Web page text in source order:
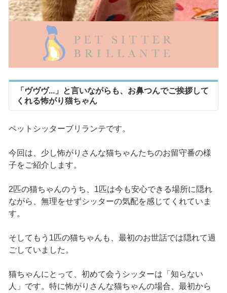
「ヴヴヴ...」と言いながらも、お鼻つんでご挨拶して
くれる怖がり猫ちゃん
ペットシッターブリランテです。
今回は、少し怖がりさんな猫ちゃんたちのお留守番の様
子をご紹介します。
2匹の猫ちゃんのうち、1匹は今も安心できる場所に隠れ
ながら、無理をせずシッターの気配を感じてくれていま
す。
そしてもう1匹の猫ちゃんも、最初のお世話では隠れて過
ごしていました。
猫ちゃんにとって、初めて会うシッターは「知らない
人」です。特に怖がりさんな猫ちゃんの場合、最初から